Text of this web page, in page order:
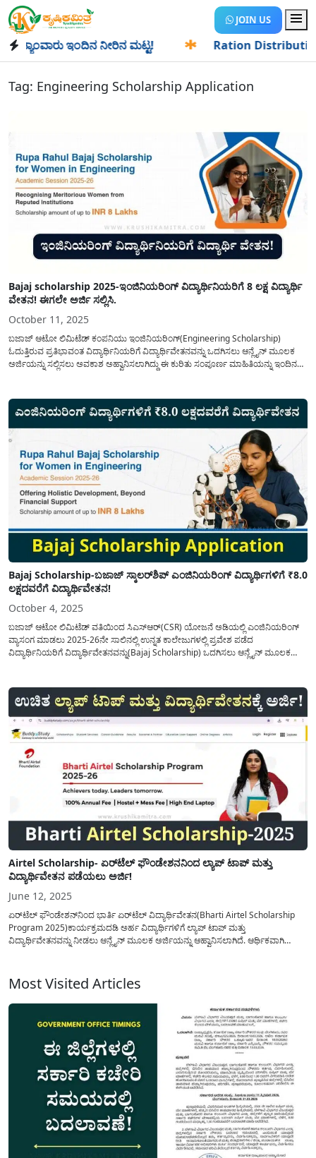
JOIN US
ಇಂದಿನ ನೀರಿನ ಮಟ್ಟ! Ration Distribution-
Tag: Engineering Scholarship Application
Bajaj scholarship 2025-ಇಂಜಿನಿಯರಿಂಗ್ ವಿದ್ಯಾರ್ಥಿನಿಯರಿಗೆ 8 ಲಕ್ಷ ವಿದ್ಯಾರ್ಥಿ
ವೇತನ! ಈಗಲೇ ಅರ್ಜಿ ಸಲ್ಲಿಸಿ.
October 11, 2025
ಬಜಾಜ್ ಆಟೋ ಲಿಮಿಟೆಡ್ ಕಂಪನಿಯು ಇಂಜಿನಿಯರಿಂಗ್(Engineering Scholarship)
ಓದುತ್ತಿರುವ ಪ್ರತಿಭಾವಂತ ವಿದ್ಯಾರ್ಥಿನಿಯರಿಗೆ ವಿದ್ಯಾರ್ಥಿವೇತನವನ್ನು ಒದಗಿಸಲು ಆನ್ಲೈನ್ ಮೂಲಕ
ಅರ್ಜಿಯನ್ನು ಸಲ್ಲಿಸಲು ಅವಕಾಶ ಅಹ್ವಾನಿಸಲಾಗಿದ್ದು ಈ ಕುರಿತು ಸಂಪೂರ್ಣ ಮಾಹಿತಿಯನ್ನು ಇಂದಿನ
ಮಾಡುತ್ತಿರುವ ಮಹಿಳಾ ವಿದ್ಯಾರ್ಥಿನಿಯರಿಗೆ 8...
Bajaj Scholarship-ಬಜಾಜ್ ಸ್ಕಾಲರ್‌ಶಿಪ್ ಎಂಜಿನಿಯರಿಂಗ್ ವಿದ್ಯಾರ್ಥಿಗಳಿಗೆ ₹8.0
ಲಕ್ಷದವರೆಗೆ ವಿದ್ಯಾರ್ಥಿವೇತನ!
October 4, 2025
ಬಜಾಜ್ ಆಟೋ ಲಿಮಿಟೆಡ್‌ ವತಿಯಿಂದ ಸಿಎಸ್‌ಆರ್(CSR) ಯೋಜನೆ ಅಡಿಯಲ್ಲಿ ಎಂಜಿನಿಯರಿಂಗ್
ವ್ಯಾಸಂಗ ಮಾಡಲು 2025-26ನೇ ಸಾಲಿನಲ್ಲಿ ಉನ್ನತ ಕಾಲೇಜುಗಳಲ್ಲಿ ಪ್ರವೇಶ ಪಡೆದ
ವಿದ್ಯಾರ್ಥಿನಿಯರಿಗೆ ವಿದ್ಯಾರ್ಥಿವೇತನವನ್ನು(Bajaj Scholarship) ಒದಗಿಸಲು ಆನ್ಲೈನ್ ಮೂಲಕ
ಮತ್ತು ಉದ್ಯಮದ ಮಾನ್ಯತೆ ಮೂಲಕ ಕೋರ್...
Airtel Scholarship- ಏರ್‌ಟೆಲ್ ಫೌಂಡೇಶನನಿಂದ ಲ್ಯಾಪ್ ಟಾಪ್ ಮತ್ತು
ವಿದ್ಯಾರ್ಥಿವೇತನ ಪಡೆಯಲು ಅರ್ಜಿ!
June 12, 2025
ಏರ್‌ಟೆಲ್ ಫೌಂಡೇಶನ್‌ನಿಂದ ಭಾರ್ತಿ ಏರ್‌ಟೆಲ್ ವಿದ್ಯಾರ್ಥಿವೇತನ(Bharti Airtel Scholarship
Program 2025)ಕಾರ್ಯಕ್ರಮದಡಿ ಅರ್ಹ ವಿದ್ಯಾರ್ಥಿಗಳಿಗೆ ಲ್ಯಾಪ್ ಟಾಪ್ ಮತ್ತು
ವಿದ್ಯಾರ್ಥಿವೇತನವನ್ನು ನೀಡಲು ಆನ್ಲೈನ್ ಮೂಲಕ ಅರ್ಜಿಯನ್ನು ಆಹ್ವಾನಿಸಲಾಗಿದೆ. ಆರ್ಥಿಕವಾಗಿ
ವಿದ್ಯಾರ್ಥಿವೇತನ ಕಾರ್ಯಕ್ರಮದಡಿ ಇತ್ತೀಚಿನ NIRF...
Most Visited Articles